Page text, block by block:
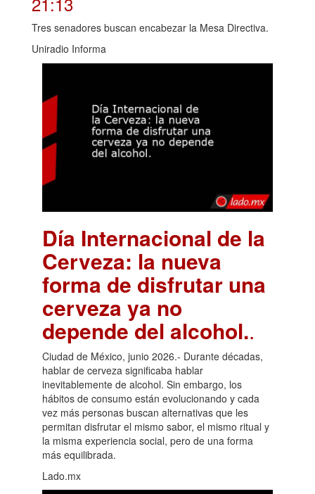
Tres senadores buscan encabezar la Mesa Directiva.
Uniradio Informa
Día Internacional de la
Cerveza: la nueva
forma de disfrutar una
cerveza ya no
depende del alcohol..
Ciudad de México, junio 2026.- Durante décadas,
hablar de cerveza significaba hablar
inevitablemente de alcohol. Sin embargo, los
hábitos de consumo están evolucionando y cada
vez más personas buscan alternativas que les
permitan disfrutar el mismo sabor, el mismo ritual y
la misma experiencia social, pero de una forma
más equilibrada.
Lado.mx